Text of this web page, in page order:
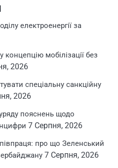
електроенергії за
мобілізації без
2026
спеціальну санкційну
2026
пояснень щодо
7 Серпня, 2026
про що Зеленський
7 Серпня, 2026